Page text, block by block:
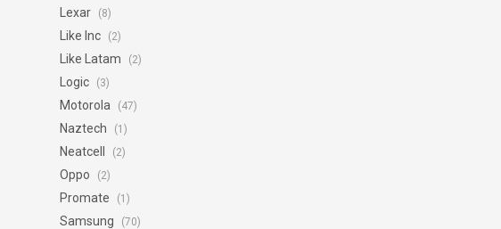
Lexar (8)
Like Inc (2)
Like Latam (2)
Logic (3)
Motorola (47)
Naztech (1)
Neatcell (2)
Oppo (2)
Promate (1)
Samsung (70)